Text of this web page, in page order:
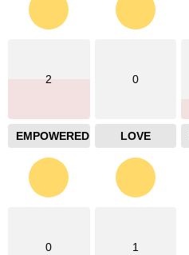
2
EMPOWERED
0
LOVE
0 1